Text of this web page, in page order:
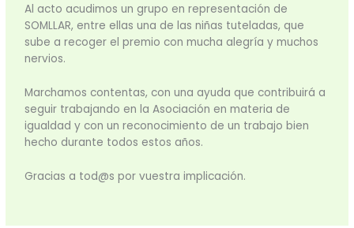
Al acto acudimos un grupo en representación de
SOMLLAR, entre ellas una de las niñas tuteladas, que
sube a recoger el premio con mucha alegría y muchos
nervios.
Marchamos contentas, con una ayuda que contribuirá a
seguir trabajando en la Asociación en materia de
igualdad y con un reconocimiento de un trabajo bien
hecho durante todos estos años.
Gracias a tod@s por vuestra implicación.